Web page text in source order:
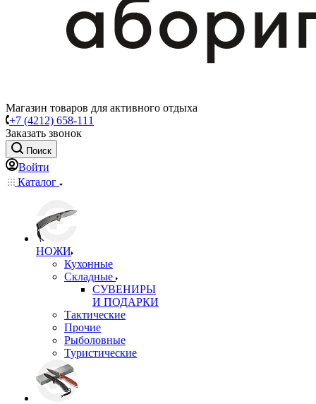
Магазин товаров для активного отдыха
+7 (4212) 658-111
Заказать звонок
Поиск
Войти
Каталог
НОЖИ
Кухонные
Складные
СУВЕНИРЫ
И ПОДАРКИ
Тактические
Прочие
Рыболовные
Туристические